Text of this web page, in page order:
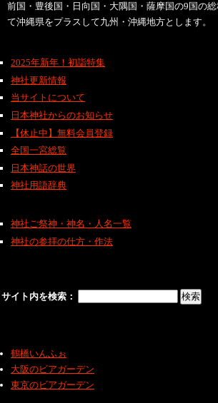
前国・豊後国・日向国・大隅国・薩摩国の9国の
て沖縄県をプラスして九州・沖縄地方とします。
2025年新年！初詣特集
神社更新情報
当サイトについて
日本神社からのお知らせ
【休止中】無料会員登録
全国一宮総覧
日本神話の世界
神社用語辞典
神社ご祭神・神名・人名一覧
神社の参拝の仕方・作法
サイト内を検索：
鶴橋いんふぉ
大阪のビアガーデン
東京のビアガーデン